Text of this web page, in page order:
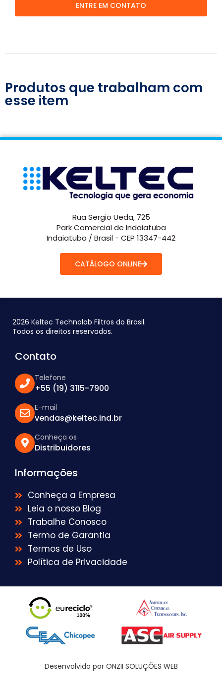
ENTRE EM CONTATO
Produtos que trabalham com
esse item
Rua Sergio Ueda, 725
Park Comercial de Indaiatuba
Indaiatuba / Brasil - CEP 13347-442
CATÁLOGO ONLINE
2026 Keltec Technolab Filtros do Brasil.
Todos os direitos reservados.
Contato
Telefone
+55 (19) 3115-7900
E-mail
vendas@keltec.ind.br
Conheça os
Distribuidores
Informações
Conheça a Empresa
Leia o nosso Blog
Trabalhe Conosco
Termo de Garantia
Termos de Uso
Política de Privacidade
Desenvolvido por ONZII SOLUÇÕES WEB